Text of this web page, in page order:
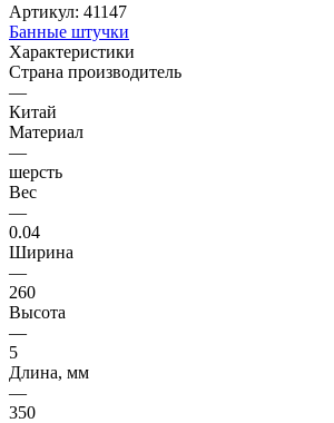
Артикул: 41147
Банные штучки
Характеристики
Страна производитель
—
Китай
Материал
—
шерсть
Вес
—
0.04
Ширина
—
260
Высота
—
5
Длина, мм
—
350